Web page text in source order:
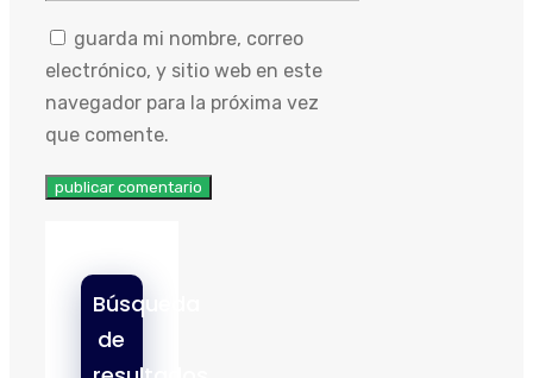
guarda mi nombre, correo
electrónico, y sitio web en este
navegador para la próxima vez
que comente.
Búsqueda
de